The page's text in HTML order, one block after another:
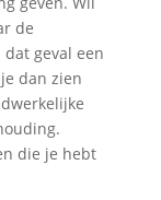
de
geval een
dan zien
die je hebt